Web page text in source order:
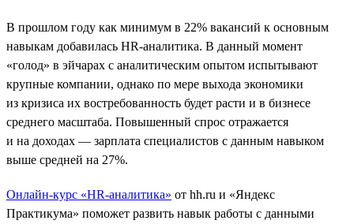
В прошлом году как минимум в 22% вакансий к основным
навыкам добавилась HR-аналитика. В данный момент
«голод» в эйчарах с аналитическим опытом испытывают
крупные компании, однако по мере выхода экономики
из кризиса их востребованность будет расти и в бизнесе
среднего масштаба. Повышенный спрос отражается
и на доходах — зарплата специалистов с данным навыком
выше средней на 27%.
Онлайн-курс «HR-аналитика» от hh.ru и «Яндекс
Практикума» поможет развить навык работы с данными